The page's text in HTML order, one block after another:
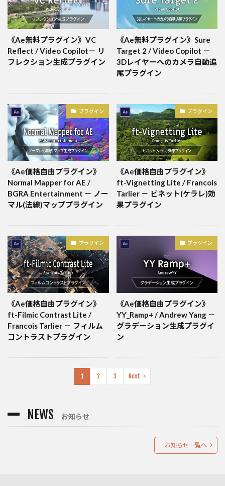
《Ae無料プラグイン》VC
Reflect / Video Copilot－ リ
フレクション生成プラグイン
《Ae無料プラグイン》Sure
Target 2 / Video Copilot －
3Dレイヤーへのカメラ自動追
尾プラグイン
プラグイン
《Ae価格自由プラグイン》
Normal Mapper for AE /
BGRA Entertainment － ノー
マル(法線)マッププラグイン
プラグイン
《Ae価格自由プラグイン》
ft-Vignetting Lite / Francois
Tarlier － ビネット(ケラレ)効
果プラグイン
プラグイン
《Ae価格自由プラグイン》
ft-Filmic Contrast Lite /
Francois Tarlier － フィルム
コントラストプラグイン
プラグイン
《Ae価格自由プラグイン》
YY_Ramp+ / Andrew Yang －
グラデーション生成プラグイ
ン
1 2 3 Next
NEWS お知らせ
お知らせ一覧へ